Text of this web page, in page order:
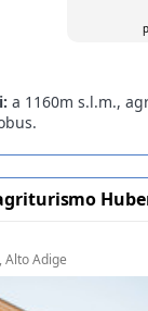
a 1160m s.l.m.,
Alto Adige